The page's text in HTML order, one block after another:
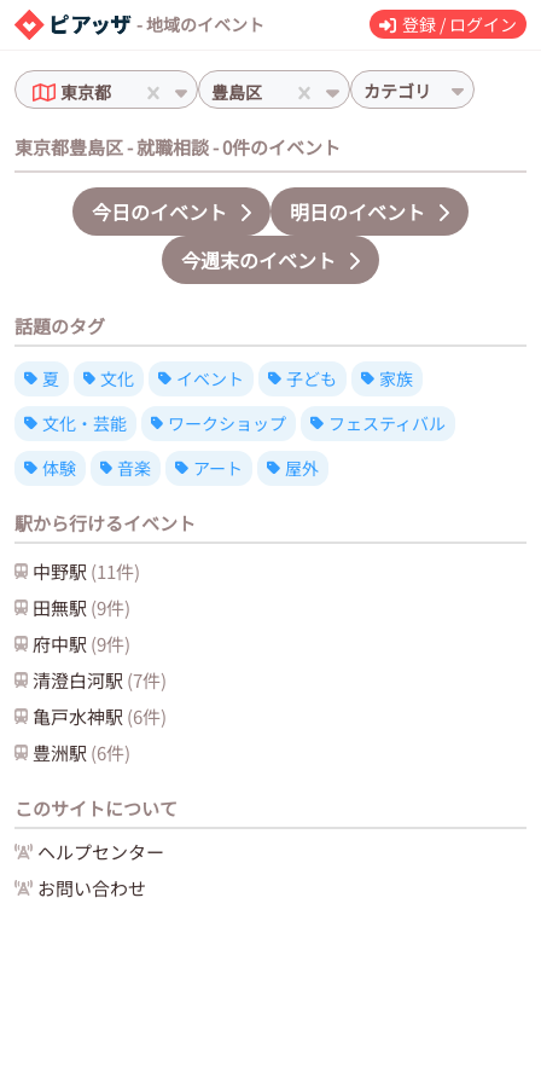
- 地域のイベント 登録 / ログイン
東京都 豊島区 カテゴリ
東京都豊島区 - 就職相談 - 0件のイベント
今日のイベント
明日のイベント
今週末のイベント
話題のタグ
夏 文化 イベント 子ども
家族
文化・芸能
ワークショップ
フェスティバル
体験
音楽 アート 屋外
駅から行けるイベント
中野駅 (11件)
田無駅 (9件)
府中駅 (9件)
清澄白河駅 (7件)
亀戸水神駅 (6件)
豊洲駅 (6件)
このサイトについて
ヘルプセンター
お問い合わせ